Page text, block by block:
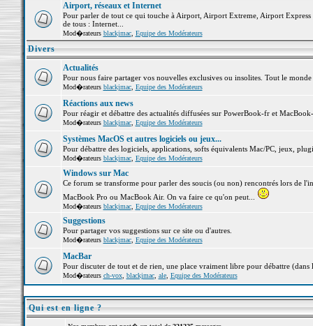
Airport, réseaux et Internet
Pour parler de tout ce qui touche à Airport, Airport Extreme, Airport
de tous : Internet...
Mod�rateurs blackjmac, Equipe des Modérateurs
Divers
Actualités
Pour nous faire partager vos nouvelles exclusives ou insolites. Tout le
Mod�rateurs blackjmac, Equipe des Modérateurs
Réactions aux news
Pour réagir et débattre des actualités diffusées sur PowerBook-fr et
Mod�rateurs blackjmac, Equipe des Modérateurs
Systèmes MacOS et autres logiciels ou jeux...
Pour débattre des logiciels, applications, softs équivalents Mac/PC, jeux,
Mod�rateurs blackjmac, Equipe des Modérateurs
Windows sur Mac
Ce forum se transforme pour parler des soucis (ou non) rencontrés lors de
MacBook Pro ou MacBook Air. On va faire ce qu'on peut...
Mod�rateurs blackjmac, Equipe des Modérateurs
Suggestions
Pour partager vos suggestions sur ce site ou d'autres.
Mod�rateurs blackjmac, Equipe des Modérateurs
MacBar
Pour discuter de tout et de rien, une place vraiment libre pour débattre (dans
Mod�rateurs ch-vox, blackjmac, ale, Equipe des Modérateurs
Qui est en ligne ?